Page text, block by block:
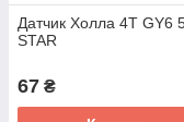
Датчик Холла 4T GY6
STAR
67 ₴